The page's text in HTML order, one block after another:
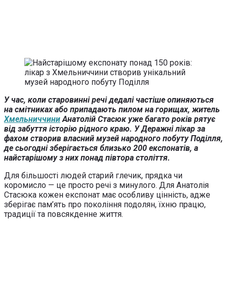
У час, коли старовинні речі дедалі частіше опиняються
на смітниках або припадають пилом на горищах, житель
ХмельниччиниАнатолій Стасюк уже багато років рятує
від забуття історію рідного краю. У Деражні лікар за
фахом створив власний музей народного побуту Поділля,
де сьогодні зберігається близько 200 експонатів, а
найстарішому з них понад півтора століття.
Для більшості людей старий глечик, прядка чи
коромисло — це просто речі з минулого. Для Анатолія
Стасюка кожен експонат має особливу цінність, адже
зберігає пам’ять про покоління подолян, їхню працю,
традиції та повсякденне життя.